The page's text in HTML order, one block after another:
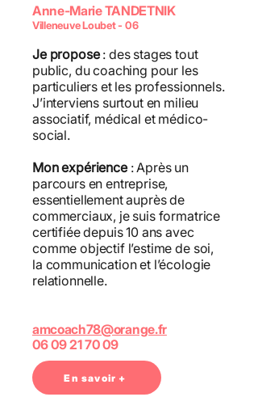
Anne-Marie TANDETNIK
Villeneuve Loubet - 06
Je propose: des stages tout
public, du coaching pour les
particuliers et les professionnels.
J’interviens surtout en milieu
associatif, médical et médico-
social.
Mon expérience: Après un
parcours en entreprise,
essentiellement auprès de
commerciaux, je suis formatrice
certifiée depuis 10 ans avec
comme objectif l’estime de soi,
la communication et l’écologie
relationnelle.
amcoach78@orange.fr
06 09 21 70 09
En savoir +